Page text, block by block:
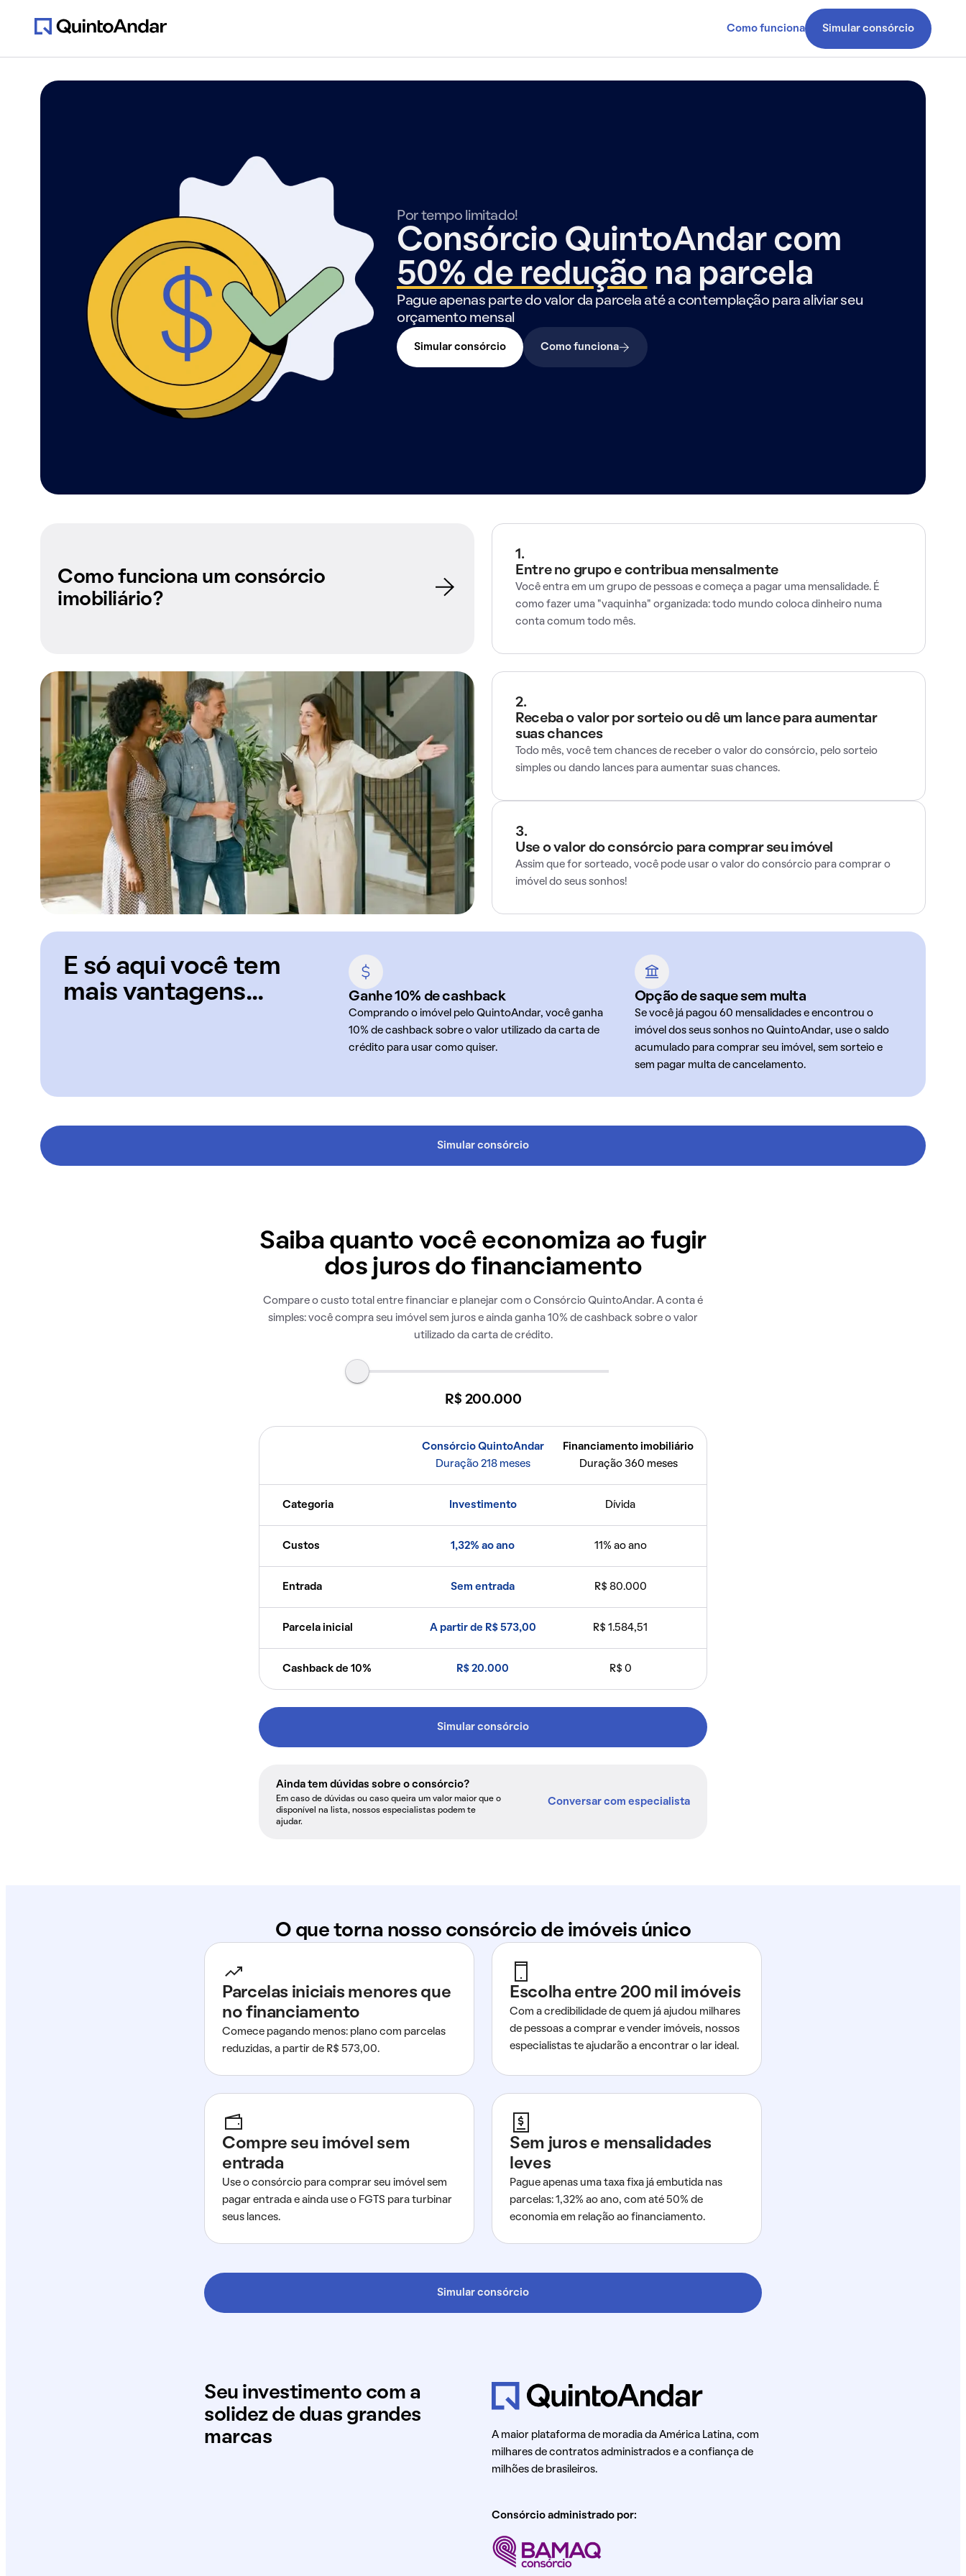
Como funciona Simular consórcio
Por tempo limitado!
Consórcio QuintoAndar com
50% de redução na parcela
Pague apenas parte do valor da parcela até a contemplação para aliviar seu
orçamento mensal
Simular consórcio Como funciona
Como funciona um consórcio
imobiliário?
1.
Entre no grupo e contribua mensalmente
Você entra em um grupo de pessoas e começa a pagar uma mensalidade. É
como fazer uma "vaquinha" organizada: todo mundo coloca dinheiro numa
conta comum todo mês.
2.
Receba o valor por sorteio ou dê um lance para aumentar
suas chances
Todo mês, você tem chances de receber o valor do consórcio, pelo sorteio
simples ou dando lances para aumentar suas chances.
3.
Use o valor do consórcio para comprar seu imóvel
Assim que for sorteado, você pode usar o valor do consórcio para comprar o
imóvel do seus sonhos!
E só aqui você tem
mais vantagens...
Ganhe 10% de cashback
Comprando o imóvel pelo QuintoAndar, você ganha
10% de cashback sobre o valor utilizado da carta de
crédito para usar como quiser.
Opção de saque sem multa
Se você já pagou 60 mensalidades e encontrou o
imóvel dos seus sonhos no QuintoAndar, use o saldo
acumulado para comprar seu imóvel, sem sorteio e
sem pagar multa de cancelamento.
Simular consórcio
Saiba quanto você economiza ao fugir
dos juros do financiamento
Compare o custo total entre financiar e planejar com o Consórcio QuintoAndar. A conta é
simples: você compra seu imóvel sem juros e ainda ganha 10% de cashback sobre o valor
utilizado da carta de crédito.
R$ 200.000
Consórcio QuintoAndar
Duração 218 meses
Financiamento imobiliário
Duração 360 meses
Categoria Investimento Dívida
Custos 1,32% ao ano 11% ao ano
Entrada Sem entrada R$ 80.000
Parcela inicial A partir de R$ 573,00 R$ 1.584,51
Cashback de 10% R$ 20.000 R$ 0
Simular consórcio
Ainda tem dúvidas sobre o consórcio?
Em caso de dúvidas ou caso queira um valor maior que o
disponível na lista, nossos especialistas podem te
ajudar.
Conversar com especialista
O que torna nosso consórcio de imóveis único
Parcelas iniciais menores que
no financiamento
Comece pagando menos: plano com parcelas
reduzidas, a partir de R$ 573,00.
Escolha entre 200 mil imóveis
Com a credibilidade de quem já ajudou milhares
de pessoas a comprar e vender imóveis, nossos
especialistas te ajudarão a encontrar o lar ideal.
Compre seu imóvel sem
entrada
Use o consórcio para comprar seu imóvel sem
pagar entrada e ainda use o FGTS para turbinar
seus lances.
Sem juros e mensalidades
leves
Pague apenas uma taxa fixa já embutida nas
parcelas: 1,32% ao ano, com até 50% de
economia em relação ao financiamento.
Simular consórcio
Seu investimento com a
solidez de duas grandes
marcas
A maior plataforma de moradia da América Latina, com
milhares de contratos administrados e a confiança de
milhões de brasileiros.
Consórcio administrado por: